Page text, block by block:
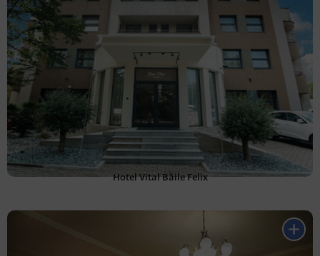
Hotel Vital Băile Felix